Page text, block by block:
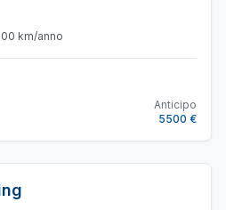
km/anno
Anticipo
5500 €